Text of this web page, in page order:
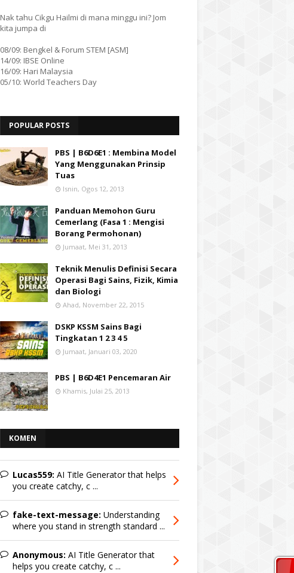
Nak tahu Cikgu Hailmi di mana minggu ini? Jom
kita jumpa di
08/09: Bengkel & Forum STEM [ASM]
14/09: IBSE Online
16/09: Hari Malaysia
05/10: World Teachers Day
POPULAR POSTS
PBS | B6D6E1 : Membina Model
Yang Menggunakan Prinsip
Tuas
Isnin, Ogos 12, 2013
Panduan Memohon Guru
Cemerlang (Fasa 1 : Mengisi
Borang Permohonan)
Jumaat, Mei 31, 2013
Teknik Menulis Definisi Secara
Operasi Bagi Sains, Fizik, Kimia
dan Biologi
Ahad, November 22, 2015
DSKP KSSM Sains Bagi
Tingkatan 1 2 3 4 5
Jumaat, Januari 03, 2020
PBS | B6D4E1 Pencemaran Air
Khamis, Julai 25, 2013
KOMEN
Lucas559: AI Title Generator that helps
you create catchy, c ...
fake-text-message: Understanding
where you stand in strength standard ...
Anonymous: AI Title Generator that
helps you create catchy, c ...